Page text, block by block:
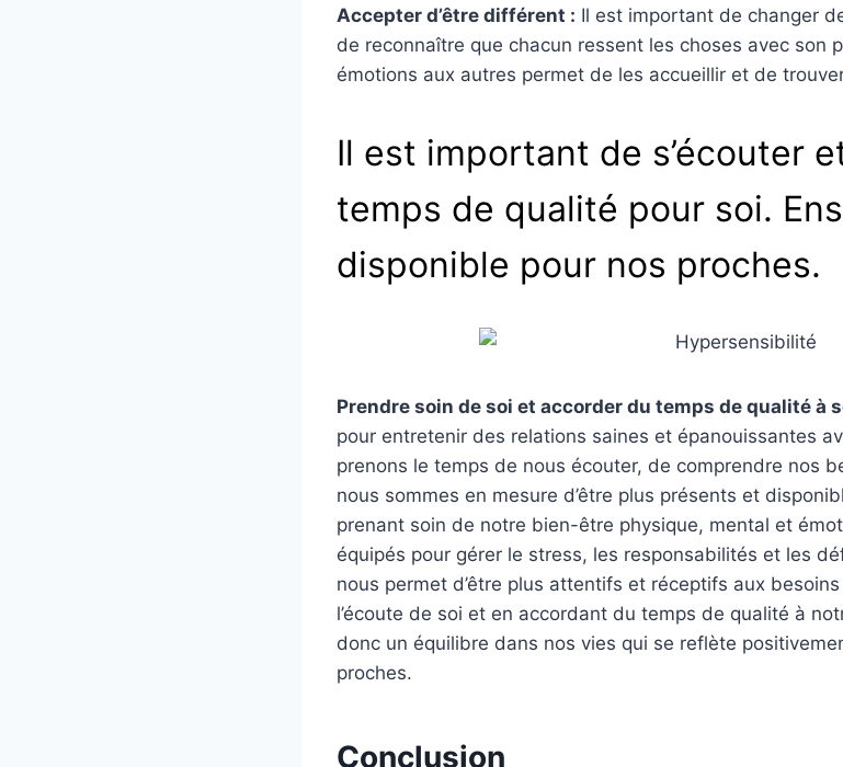
Accepter d’être différent : Il est important de changer
de reconnaître que chacun ressent les choses avec son
émotions aux autres permet de les accueillir et de
Il est important de s’écouter
temps de qualité pour soi.
disponible pour nos proches.
Prendre soin de soi et accorder du temps de qualité à
pour entretenir des relations saines et épanouissantes
prenons le temps de nous écouter, de comprendre nos
nous sommes en mesure d’être plus présents et
prenant soin de notre bien-être physique, mental et
équipés pour gérer le stress, les responsabilités et les
nous permet d’être plus attentifs et réceptifs aux
l’écoute de soi et en accordant du temps de qualité à
donc un équilibre dans nos vies qui se reflète
proches.
Conclusion